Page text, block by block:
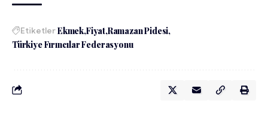
EtiketlerEkmek Fiyat Ramazan Pidesi
Türkiye Fırıncılar Federasyonu